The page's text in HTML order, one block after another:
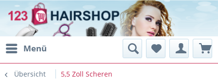
Menü
Übersicht 5,5 Zoll Scheren